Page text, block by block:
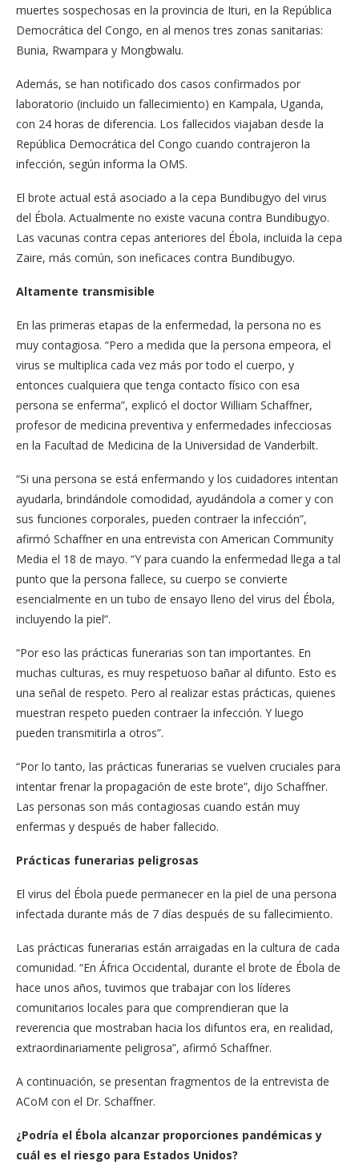
muertes sospechosas en la provincia de Ituri, en la República
Democrática del Congo, en al menos tres zonas sanitarias:
Bunia, Rwampara y Mongbwalu.
Además, se han notificado dos casos confirmados por
laboratorio (incluido un fallecimiento) en Kampala, Uganda,
con 24 horas de diferencia. Los fallecidos viajaban desde la
República Democrática del Congo cuando contrajeron la
infección, según informa la OMS.
El brote actual está asociado a la cepa Bundibugyo del virus
del Ébola. Actualmente no existe vacuna contra Bundibugyo.
Las vacunas contra cepas anteriores del Ébola, incluida la cepa
Zaire, más común, son ineficaces contra Bundibugyo.
Altamente transmisible
En las primeras etapas de la enfermedad, la persona no es
muy contagiosa. “Pero a medida que la persona empeora, el
virus se multiplica cada vez más por todo el cuerpo, y
entonces cualquiera que tenga contacto físico con esa
persona se enferma”, explicó el doctor William Schaffner,
profesor de medicina preventiva y enfermedades infecciosas
en la Facultad de Medicina de la Universidad de Vanderbilt.
“Si una persona se está enfermando y los cuidadores intentan
ayudarla, brindándole comodidad, ayudándola a comer y con
sus funciones corporales, pueden contraer la infección”,
afirmó Schaffner en una entrevista con American Community
Media el 18 de mayo. “Y para cuando la enfermedad llega a tal
punto que la persona fallece, su cuerpo se convierte
esencialmente en un tubo de ensayo lleno del virus del Ébola,
incluyendo la piel”.
“Por eso las prácticas funerarias son tan importantes. En
muchas culturas, es muy respetuoso bañar al difunto. Esto es
una señal de respeto. Pero al realizar estas prácticas, quienes
muestran respeto pueden contraer la infección. Y luego
pueden transmitirla a otros”.
“Por lo tanto, las prácticas funerarias se vuelven cruciales para
intentar frenar la propagación de este brote”, dijo Schaffner.
Las personas son más contagiosas cuando están muy
enfermas y después de haber fallecido.
Prácticas funerarias peligrosas
El virus del Ébola puede permanecer en la piel de una persona
infectada durante más de 7 días después de su fallecimiento.
Las prácticas funerarias están arraigadas en la cultura de cada
comunidad. “En África Occidental, durante el brote de Ébola de
hace unos años, tuvimos que trabajar con los líderes
comunitarios locales para que comprendieran que la
reverencia que mostraban hacia los difuntos era, en realidad,
extraordinariamente peligrosa”, afirmó Schaffner.
A continuación, se presentan fragmentos de la entrevista de
ACoM con el Dr. Schaffner.
¿Podría el Ébola alcanzar proporciones pandémicas y
cuál es el riesgo para Estados Unidos?